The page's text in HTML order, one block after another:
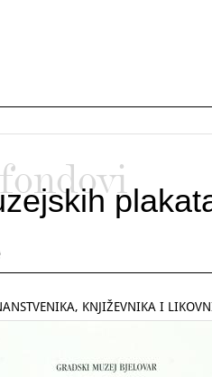
KNJIŽEVNIKA I